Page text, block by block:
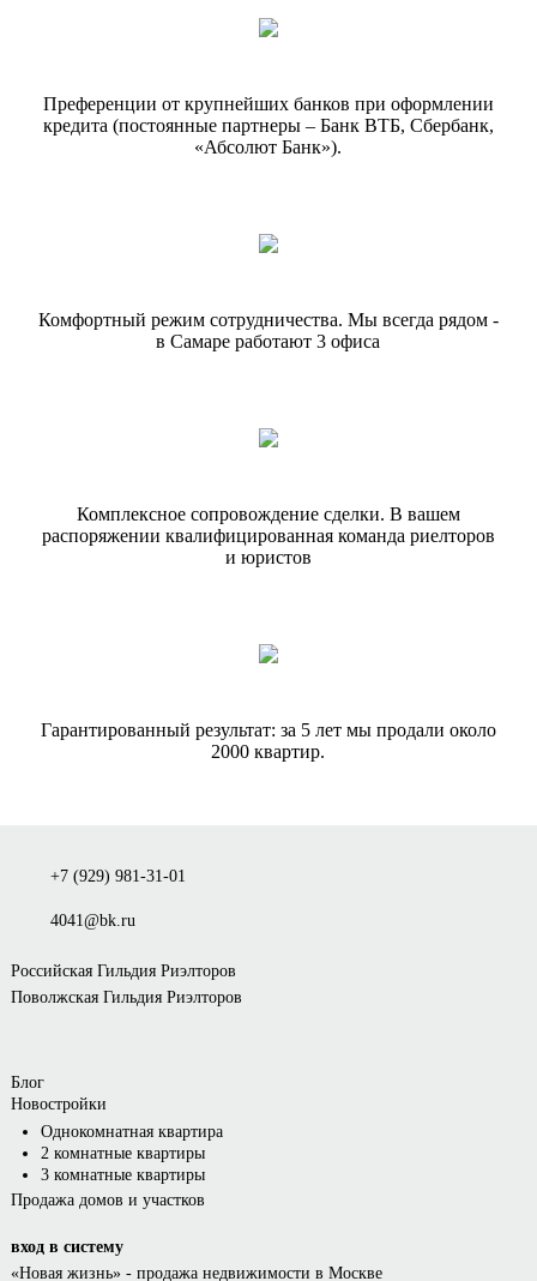
Преференции от крупнейших банков при оформлении
кредита (постоянные партнеры – Банк ВТБ, Сбербанк,
«Абсолют Банк»).
Комфортный режим сотрудничества. Мы всегда рядом -
в Самаре работают 3 офиса
Комплексное сопровождение сделки. В вашем
распоряжении квалифицированная команда риелторов
и юристов
Гарантированный результат: за 5 лет мы продали около
2000 квартир.
+7 (929) 981-31-01
4041@bk.ru
Российская Гильдия Риэлторов
Поволжская Гильдия Риэлторов
Блог
Новостройки
Однокомнатная квартира
2 комнатные квартиры
3 комнатные квартиры
Продажа домов и участков
вход в систему
«Новая жизнь»- продажа недвижимости в Москве